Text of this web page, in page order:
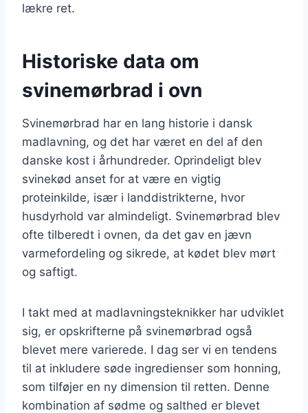
lækre ret.
Historiske data om
svinemørbrad i ovn
Svinemørbrad har en lang historie i dansk
madlavning, og det har været en del af den
danske kost i århundreder. Oprindeligt blev
svinekød anset for at være en vigtig
proteinkilde, især i landdistrikterne, hvor
husdyrhold var almindeligt. Svinemørbrad blev
ofte tilberedt i ovnen, da det gav en jævn
varmefordeling og sikrede, at kødet blev mørt
og saftigt.
I takt med at madlavningsteknikker har udviklet
sig, er opskrifterne på svinemørbrad også
blevet mere varierede. I dag ser vi en tendens
til at inkludere søde ingredienser som honning,
som tilføjer en ny dimension til retten. Denne
kombination af sødme og salthed er blevet